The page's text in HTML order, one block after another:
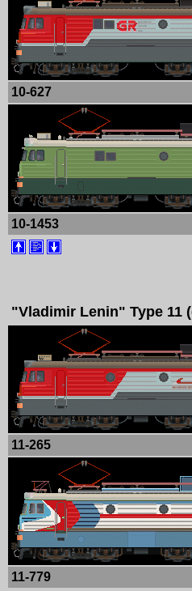
10-627
10-1453
"Vladimir Lenin" Type 11
11-265
11-779